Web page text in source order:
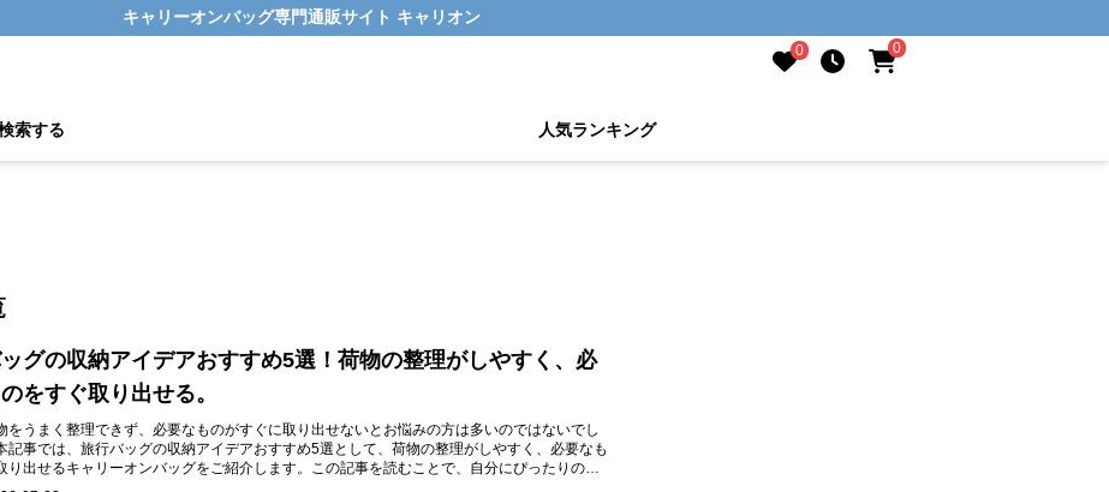
キャリーオンバッグ専門通販サイト キャリオン
0 0
索する 人気ランキング
グの収納アイデアおすすめ5選！荷物の整理がしやすく、必
をすぐ取り出せる。
をうまく整理できず、必要なものがすぐに取り出せないとお悩みの方は多いのではないでし
記事では、旅行バッグの収納アイデアおすすめ5選として、荷物の整理がしやすく、必要なも
り出せるキャリーオンバッグをご紹介します。この記事を読むことで、自分にぴったりの収
見つけ、快適な旅行の準備が整えられます。